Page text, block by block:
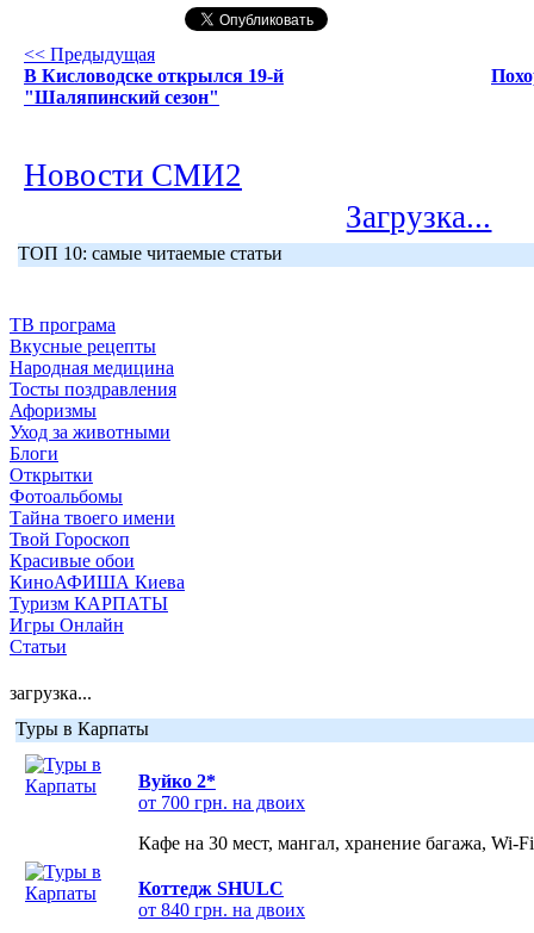
<< Предыдущая
В Кисловодске открылся 19-й
"Шаляпинский сезон"
Новости СМИ2
Загрузка...
ТОП 10: самые читаемые статьи
ТВ програма
Вкусные рецепты
Народная медицина
Тосты поздравления
Афоризмы
Уход за животными
Блоги
Открытки
Фотоальбомы
Тайна твоего имени
Твой Гороскоп
Красивые обои
КиноАФИША Киева
Туризм КАРПАТЫ
Игры Онлайн
Статьи
загрузка...
Туры в Карпаты
Вуйко 2*
от 700 грн. на двоих
Кафе на 30 мест, мангал, хранение багажа, Wi-
Коттедж SHULC
от 840 грн. на двоих